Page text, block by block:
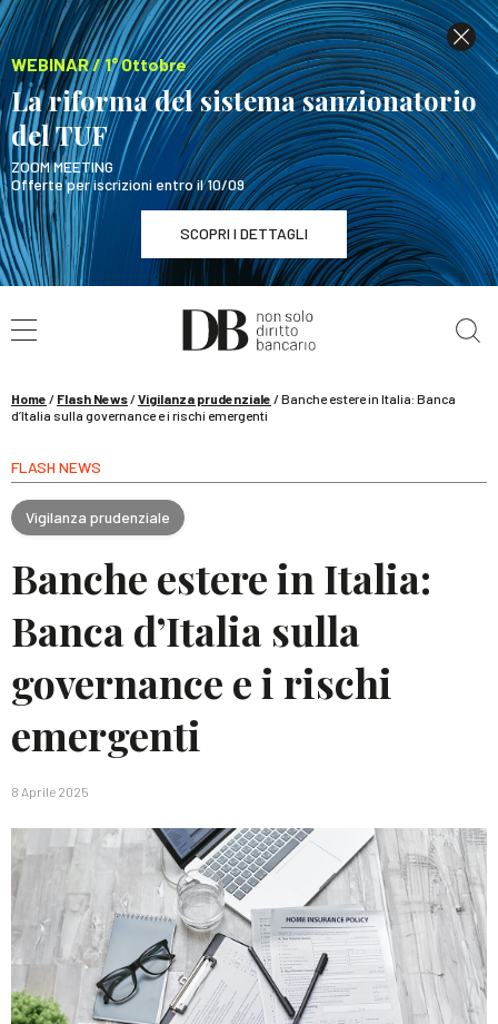
WEBINAR / 1° Ottobre
La riforma del sistema sanzionatorio
del TUF
ZOOM MEETING
Offerte per iscrizioni entro il 10/09
SCOPRI I DETTAGLI
WEBINAR / 1° Ottobre
La riforma del sistema sanzionatorio del TUF
Home / Flash News/Vigilanza prudenziale /Banche estere in Italia: Banca
d’Italia sulla governance e i rischi emergenti
FLASH NEWS
Vigilanza prudenziale
Banche estere in Italia:
Banca d’Italia sulla
governance e i rischi
emergenti
8 Aprile 2025